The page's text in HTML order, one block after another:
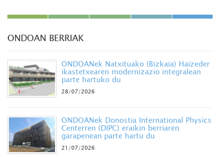
ONDOAN BERRIAK
ONDOANek Natxituako (Bizkaia) Haizeder
ikastetxearen modernizazio integralean
parte hartuko du
28/07/2026
ONDOANek Donostia International Physics
Centerren (DIPC) eraikin berriaren
garapenean parte hartu du
21/07/2026